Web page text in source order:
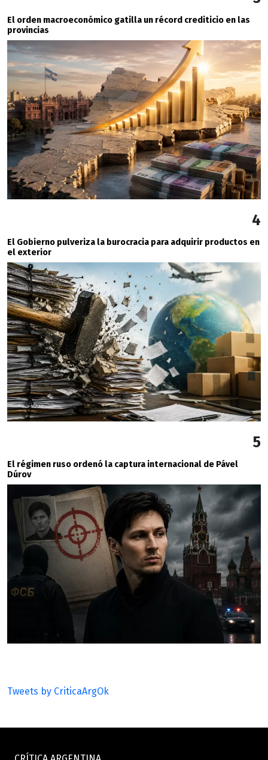
El orden macroeconómico gatilla un récord crediticio en las
provincias
4
El Gobierno pulveriza la burocracia para adquirir productos en
el exterior
5
El régimen ruso ordenó la captura internacional de Pável
Dúrov
Tweets by CriticaArgOk